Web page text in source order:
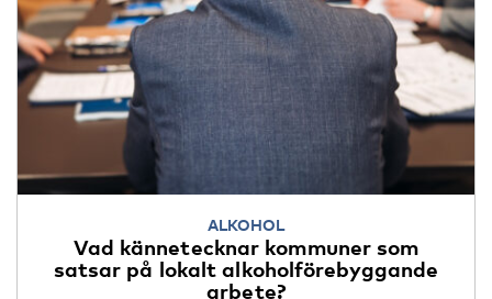
ALKOHOL
Vad kännetecknar kommuner som
satsar på lokalt alkoholförebyggande
arbete?